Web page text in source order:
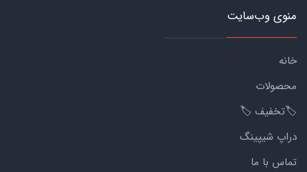
منوی وب‌سایت
خانه
محصولات
🏷️تخفیف 🏷️
دراپ شیپینگ
تماس با ما